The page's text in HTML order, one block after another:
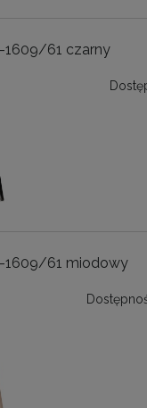
1609/61 czarny
1609/61 miodowy